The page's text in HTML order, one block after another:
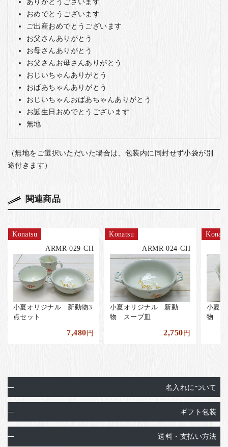
おめでとうございます
ご出産おめでとうございます
お父さんありがとう
お母さんありがとう
お父さんお母さんありがとう
おじいちゃんありがとう
おばあちゃんありがとう
おじいちゃんおばあちゃんありがとう
お誕生日おめでとうございます
無地
（無地をご選択いただいた場合は、包装内に同封せず小袋が別
途付きます）
関連商品
Konatsu
ARMR-029-CH
小夏オリジナル 新動物3
点セット
7,480円
Konatsu
ARMR-024-CH
小夏オリジナル 新動
物 スープ皿
2,750円
小夏
物 こ
名入れについて
ギフト包装
送料・支払い方法